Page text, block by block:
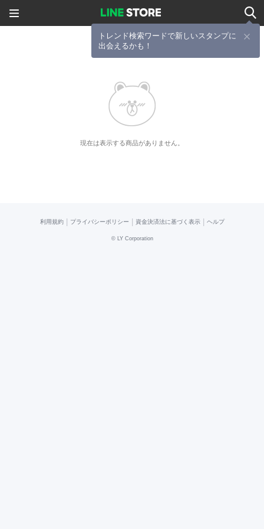
トレンド検索ワードで新しいスタンプに
出会えるかも！
現在は表示する商品がありません。
利用規約 プライバシーポリシー 資金決済法に基づく表示 ヘルプ
© LY Corporation